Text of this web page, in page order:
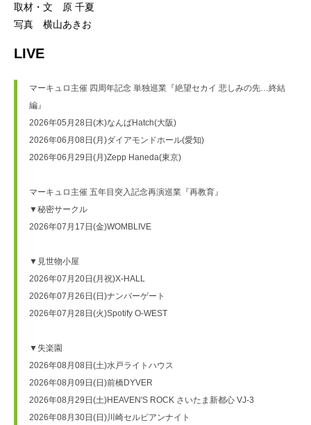
取材・文 原 千夏
写真 横山あきお
LIVE
マーキュロ主催 四周年記念 単独巡業『絶望セカイ 悲しみの先…終結
編』
2026年05月28日(木)なんばHatch(大阪)
2026年06月08日(月)ダイアモンドホール(愛知)
2026年06月29日(月)Zepp Haneda(東京)
マーキュロ主催 五年目突入記念再演巡業『再教育』
▼秘密サークル
2026年07月17日(金)WOMBLIVE
▼見世物小屋
2026年07月20日(月祝)X-HALL
2026年07月26日(日)ナンバーゲート
2026年07月28日(火)Spotify O-WEST
▼失楽園
2026年08月08日(土)水戸ライトハウス
2026年08月09日(日)前橋DYVER
2026年08月29日(土)HEAVEN'S ROCK さいたま新都心 VJ-3
2026年08月30日(日)川崎セルビアンナイト